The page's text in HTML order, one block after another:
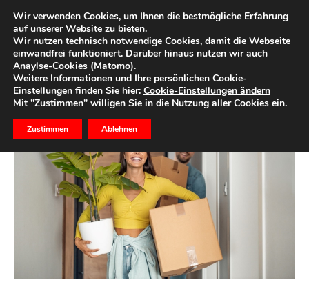
Start Immobilien MIETEN & VERMIETEN
MIETEN & VERMIETEN
Wir verwenden Cookies, um Ihnen die bestmögliche Erfahrung
auf unserer Website zu bieten.
Wir nutzen technisch notwendige Cookies, damit die Webseite
einwandfrei funktioniert. Darüber hinaus nutzen wir auch
Anaylse-Cookies (Matomo).
Weitere Informationen und Ihre persönlichen Cookie-
Einstellungen finden Sie hier: Cookie-Einstellungen ändern
Mit "Zustimmen" willigen Sie in die Nutzung aller Cookies ein.
Zustimmen Ablehnen